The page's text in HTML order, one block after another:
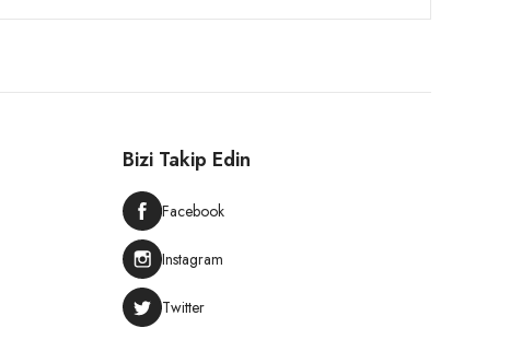
Bizi Takip Edin
Facebook
Instagram
Twitter